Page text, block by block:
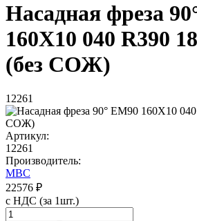
Насадная фреза
160X10 040 R390
(без СОЖ)
12261
Артикул:
12261
Производитель:
MBC
22576 ₽
с НДС (за 1шт.)